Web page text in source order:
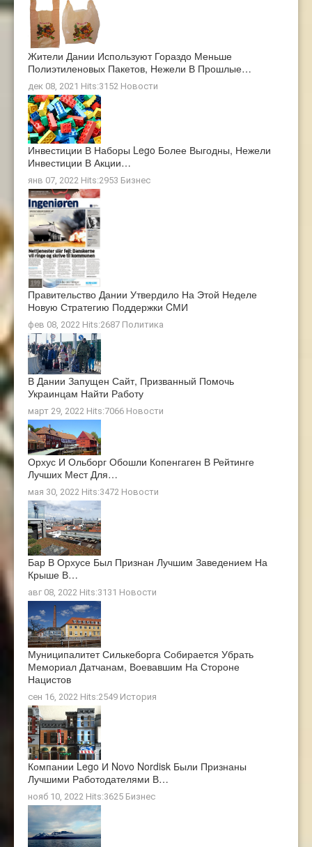
Жители Дании Используют Гораздо Меньше
Полиэтиленовых Пакетов, Нежели В Прошлые…
дек 08, 2021 Hits:3152 Новости
Инвестиции В Наборы Lego Более Выгодны, Нежели
Инвестиции В Акции…
янв 07, 2022 Hits:2953 Бизнес
Правительство Дании Утвердило На Этой Неделе
Новую Стратегию Поддержки CМИ
фев 08, 2022 Hits:2687 Политика
В Дании Запущен Сайт, Призванный Помочь
Украинцам Найти Работу
март 29, 2022 Hits:7066 Новости
Орхус И Ольборг Обошли Копенгаген В Рейтинге
Лучших Мест Для…
мая 30, 2022 Hits:3472 Новости
Бар В Орхусе Был Признан Лучшим Заведением На
Крыше В…
авг 08, 2022 Hits:3131 Новости
Муниципалитет Силькеборга Собирается Убрать
Мемориал Датчанам, Воевавшим На Стороне
Нацистов
сен 16, 2022 Hits:2549 История
Компании Lego И Novo Nordisk Были Признаны
Лучшими Работодателями В…
нояб 10, 2022 Hits:3625 Бизнес